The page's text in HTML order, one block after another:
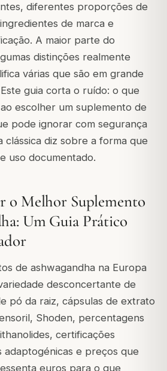
diferentes proporções de
de marca e
A maior parte do
distinções realmente
várias que são em grande
guia corta o ruído: o que
escolher um suplemento de
pode ignorar com segurança
clássica diz sobre a forma que
uso documentado.
o Melhor Suplemento
Um Guia Prático
de ashwagandha na Europa
desconcertante de
pó da raiz, cápsulas de extrato
Shoden, percentagens
certificações
adaptogénicas e preços que
euros para o que